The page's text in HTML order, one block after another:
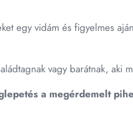
egy vidám és figyelmes
vagy barátnak, aki
a megérdemelt